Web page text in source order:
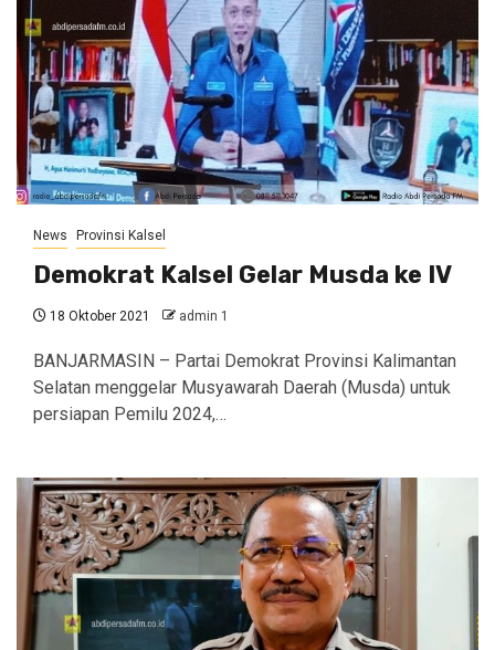
News Provinsi Kalsel
Demokrat Kalsel Gelar Musda ke IV
18 Oktober 2021 admin 1
BANJARMASIN – Partai Demokrat Provinsi Kalimantan
Selatan menggelar Musyawarah Daerah (Musda) untuk
persiapan Pemilu 2024,…